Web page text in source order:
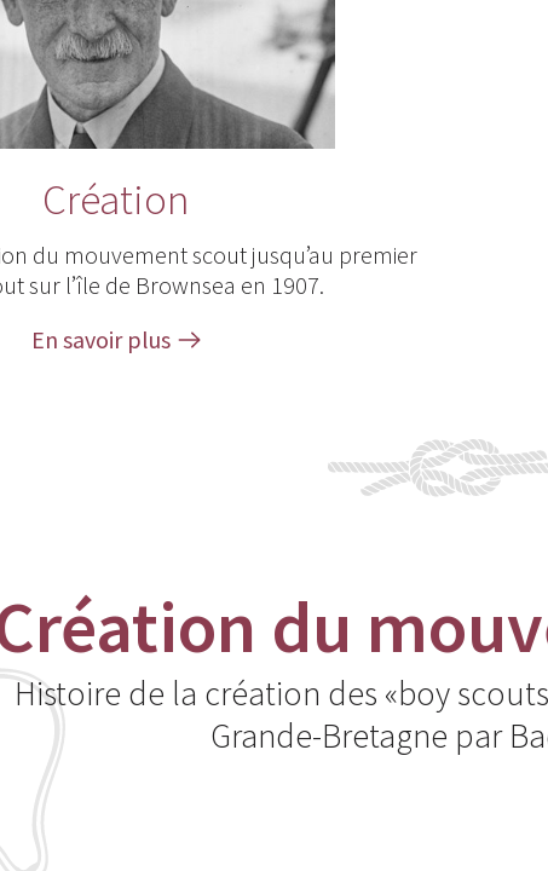
Création
du mouvement scout jusqu’au premier
sur l’île de Brownsea en 1907.
En savoir plus
du
Histoire de la création des «boy
Grande-Bretagne par